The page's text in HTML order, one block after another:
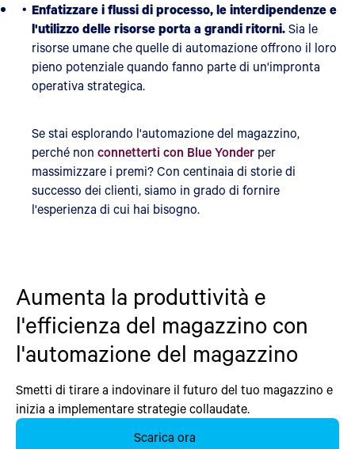
Enfatizzare i flussi di processo, le interdipendenze e
l'utilizzo delle risorse porta a grandi ritorni.Sia le
risorse umane che quelle di automazione offrono il loro
pieno potenziale quando fanno parte di un'impronta
operativa strategica.
Se stai esplorando l'automazione del magazzino,
perché non connetterti con Blue Yonder per
massimizzare i premi? Con centinaia di storie di
successo dei clienti, siamo in grado di fornire
l'esperienza di cui hai bisogno.
Aumenta la produttività e
l'efficienza del magazzino con
l'automazione del magazzino
Smetti di tirare a indovinare il futuro del tuo magazzino e
inizia a implementare strategie collaudate.
Scarica ora